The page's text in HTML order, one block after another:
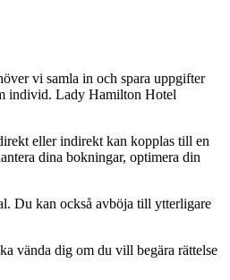
vi samla in och spara uppgifter
individ. Lady Hamilton Hotel
eller indirekt kan kopplas till en
dina bokningar, optimera din
Du kan också avböja till ytterligare
vända dig om du vill begära rättelse